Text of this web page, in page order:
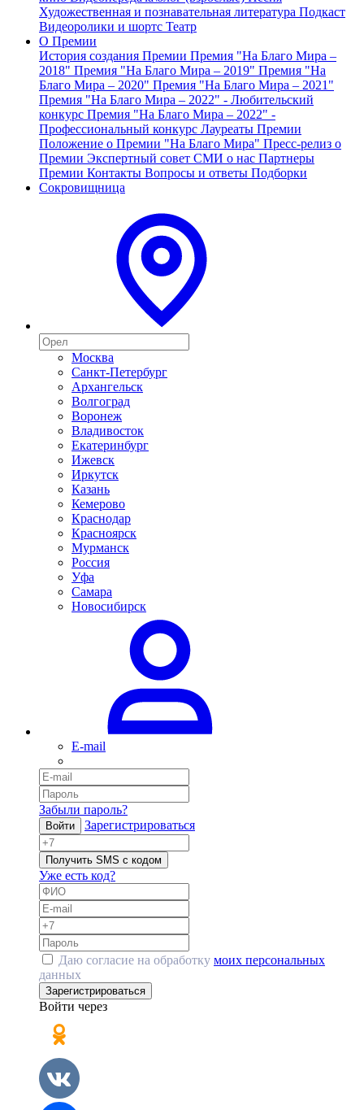
Художественная и познавательная литература Подкаст
Видеоролики и шортс Театр
О Премии
История создания Премии Премия "На Благо Мира –
2018" Премия "На Благо Мира – 2019" Премия "На
Благо Мира – 2020" Премия "На Благо Мира – 2021"
Премия "На Благо Мира – 2022" - Любительский
конкурс Премия "На Благо Мира – 2022" -
Профессиональный конкурс Лауреаты Премии
Положение о Премии "На Благо Мира" Пресс-релиз о
Премии Экспертный совет СМИ о нас Партнеры
Премии Контакты Вопросы и ответы Подборки
Сокровищница
Москва
Санкт-Петербург
Архангельск
Волгоград
Воронеж
Владивосток
Екатеринбург
Ижевск
Иркутск
Казань
Кемерово
Краснодар
Красноярск
Мурманск
Россия
Уфа
Самара
Новосибирск
E-mail
Забыли пароль?
Войти Зарегистрироваться
Получить SMS с кодом
Уже есть код?
Даю согласие на обработку моих персональных
данных
Зарегистрироваться
Войти через